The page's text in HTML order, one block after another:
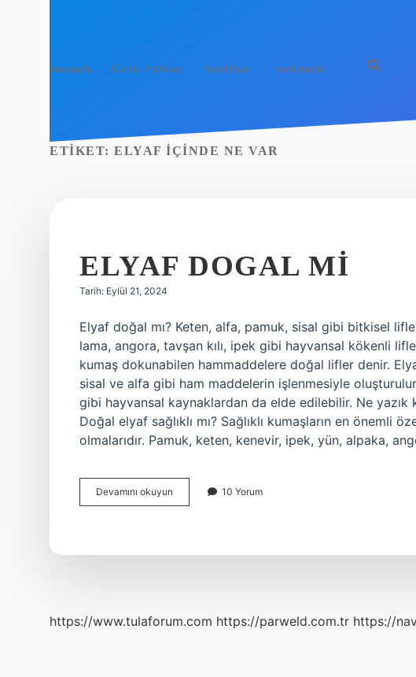
Anasayfa Gizlilik Politikası Yasal Uyarı Hakkımızda
ETIKET: ELYAF IÇINDE NE VAR
ELYAF DOGAL MI
Tarih: Eylül 21, 2024
Elyaf doğal mı? Keten, alfa, pamuk, sisal gibi bitkisel
lama, angora, tavşan kılı, ipek gibi hayvansal kökenli
kumaş dokunabilen hammaddelere doğal lifler denir.
sisal ve alfa gibi ham maddelerin işlenmesiyle
gibi hayvansal kaynaklardan da elde edilebilir. Ne
Doğal elyaf sağlıklı mı? Sağlıklı kumaşların en önemli
olmalarıdır. Pamuk, keten, kenevir, ipek, yün, alpaka,
Devamını okuyun
Dogal
10 Yorum
https://www.tulaforum.com https://parweld.com.tr https://